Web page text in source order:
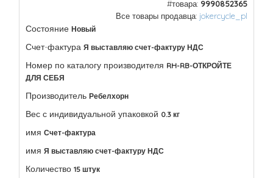
#товара: 9990852365
Все товары продавца: jokercycle_pl
Состояние Новый
Счет-фактура Я выставляю счет-фактуру НДС
Номер по каталогу производителя RH-RB-ОТКРОЙТЕ
ДЛЯ СЕБЯ
Производитель Ребелхорн
Вес с индивидуальной упаковкой 0.3 кг
имя Счет-фактура
имя Я выставляю счет-фактуру НДС
Количество 15 штук